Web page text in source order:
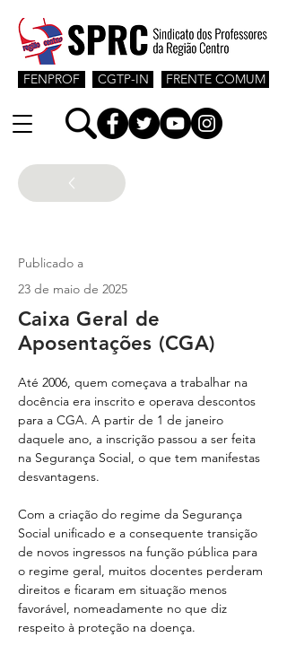
CGTP-IN
FENPROF FRENTE COMUM
Publicado a
23 de maio de 2025
Caixa Geral de
Aposentações (CGA)
Até 2006, quem começava a trabalhar na
docência era inscrito e operava descontos
para a CGA. A partir de 1 de janeiro
daquele ano, a inscrição passou a ser feita
na Segurança Social, o que tem manifestas
desvantagens.
Com a criação do regime da Segurança
Social unificado e a consequente transição
de novos ingressos na função pública para
o regime geral, muitos docentes perderam
direitos e ficaram em situação menos
favorável, nomeadamente no que diz
respeito à proteção na doença.